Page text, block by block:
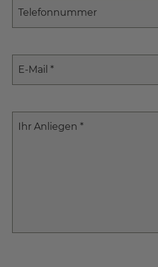
Telefonnummer
E-Mail *
Ihr Anliegen *